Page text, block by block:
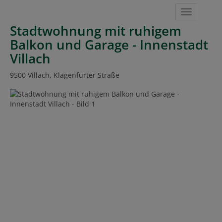
Stadtwohnung mit ruhigem
Balkon und Garage - Innenstadt
Villach
9500 Villach, Klagenfurter Straße